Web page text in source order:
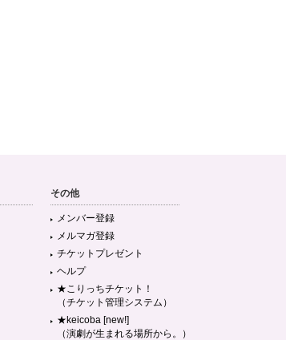
その他
メンバー登録
メルマガ登録
チケットプレゼント
ヘルプ
★こりっちチケット！
（チケット管理システム）
★keicoba [new!]
（演劇が生まれる場所から。）